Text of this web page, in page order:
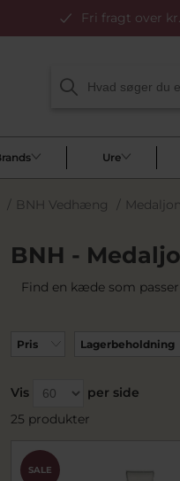
Fri fragt over
Ure
/ BNH Vedhæng /
BNH -
Find en kæde som
Pris Lagerbeholdning
Vis
per side
25 produkter
SALE